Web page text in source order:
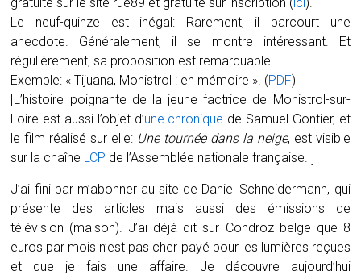
Le neuf-quinze est inégal: Rarement, il parcourt une
anecdote. Généralement, il se montre intéressant. Et
régulièrement, sa proposition est remarquable.
Exemple: « Tijuana, Monistrol : en mémoire ». (PDF)
[L’histoire poignante de la jeune factrice de Monistrol-sur-
Loire est aussi l’objet d’une chronique de Samuel Gontier, et
le film réalisé sur elle: Une tournée dans la neige, est visible
sur la chaîne LCP de l’Assemblée nationale française. ]
J’ai fini par m’abonner au site de Daniel Schneidermann, qui
présente des articles mais aussi des émissions de
télévision (maison). J’ai déjà dit sur Condroz belge que 8
euros par mois n’est pas cher payé pour les lumières reçues
et que je fais une affaire. Je découvre aujourd’hui